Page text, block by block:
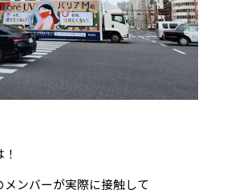
ンバーが実際に接触して